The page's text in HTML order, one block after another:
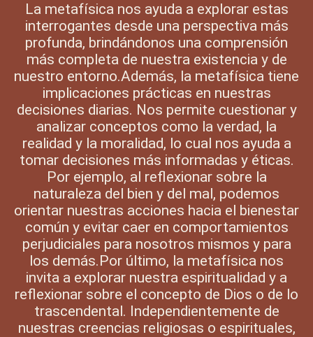
La metafísica nos ayuda a explorar estas
interrogantes desde una perspectiva más
profunda, brindándonos una comprensión
más completa de nuestra existencia y de
nuestro entorno.Además, la metafísica tiene
implicaciones prácticas en nuestras
decisiones diarias. Nos permite cuestionar y
analizar conceptos como la verdad, la
realidad y la moralidad, lo cual nos ayuda a
tomar decisiones más informadas y éticas.
Por ejemplo, al reflexionar sobre la
naturaleza del bien y del mal, podemos
orientar nuestras acciones hacia el bienestar
común y evitar caer en comportamientos
perjudiciales para nosotros mismos y para
los demás.Por último, la metafísica nos
invita a explorar nuestra espiritualidad y a
reflexionar sobre el concepto de Dios o de lo
trascendental. Independientemente de
nuestras creencias religiosas o espirituales,